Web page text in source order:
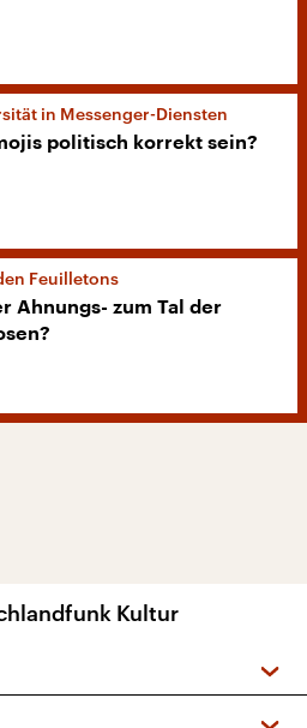
in Messenger-Diensten
politisch korrekt sein?
Feuilletons
Ahnungs- zum Tal der
Kultur